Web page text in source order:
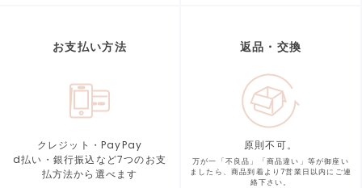
お支払い方法
クレジット・PayPay
d払い・銀行振込など7つのお支
払方法から選べます
返品・交換
原則不可。
万が一「不良品」「商品違い」等が御座い
ましたら、商品到着より7営業日以内にご連
絡下さい。